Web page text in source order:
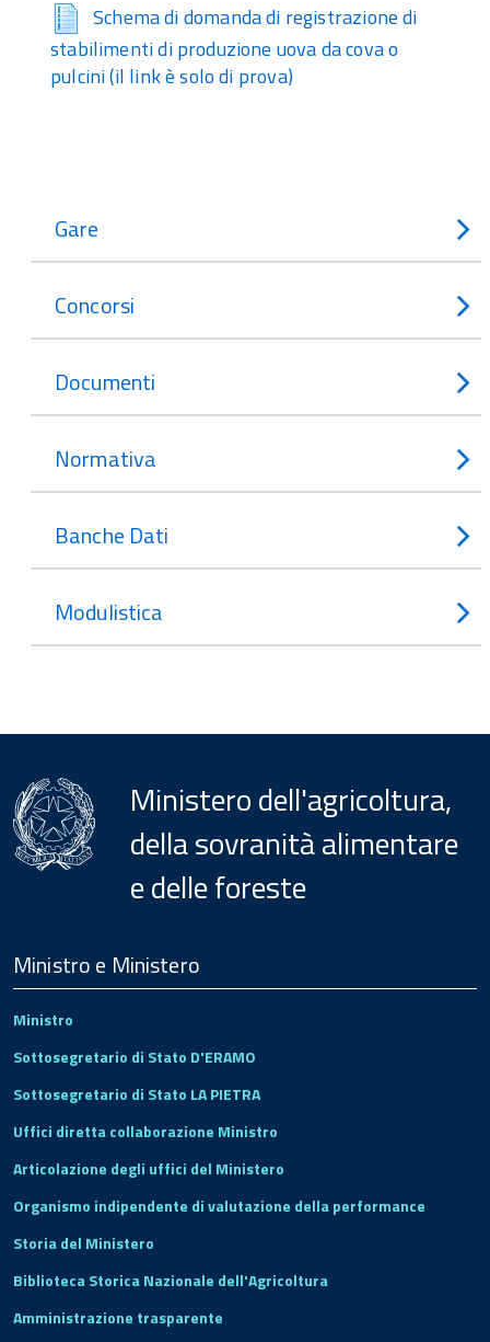
Schema di domanda di registrazione di
stabilimenti di produzione uova da cova o
pulcini (il link è solo di prova)
Gare
Concorsi
Documenti
Normativa
Banche Dati
Modulistica
Ministero dell'agricoltura,
della sovranità alimentare
e delle foreste
Footer
Ministro e Ministero
Ministro
Sottosegretario di Stato D'ERAMO
Sottosegretario di Stato LA PIETRA
Uffici diretta collaborazione Ministro
Articolazione degli uffici del Ministero
Organismo indipendente di valutazione della performance
Storia del Ministero
Biblioteca Storica Nazionale dell'Agricoltura
Amministrazione trasparente